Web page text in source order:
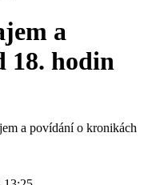
a
18. hodin
a povídání o kronikách